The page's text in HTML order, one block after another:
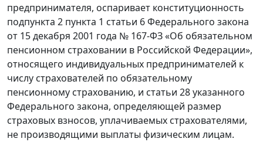
предпринимателя, оспаривает конституционность
подпункта 2 пункта 1 статьи 6 Федерального закона
от 15 декабря 2001 года № 167-ФЗ «Об обязательном
пенсионном страховании в Российской Федерации»,
относящего индивидуальных предпринимателей к
числу страхователей по обязательному
пенсионному страхованию, и статьи 28 указанного
Федерального закона, определяющей размер
страховых взносов, уплачиваемых страхователями,
не производящими выплаты физическим лицам.